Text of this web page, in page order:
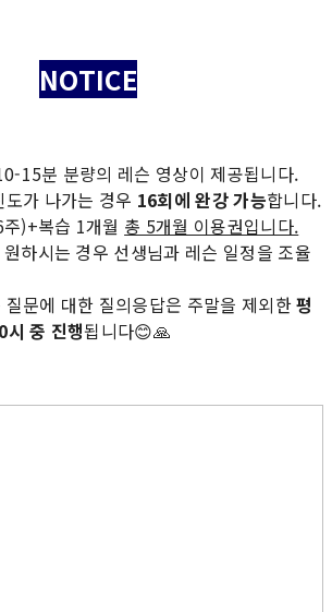
NOTICE
15분 분량의 레슨 영상이 제공됩니다.
가 나가는 경우 16회에 완강 가능합니다.
)+복습 1개월 총 5개월 이용권입니다.
하시는 경우 선생님과 레슨 일정을 조율
질문에 대한 질의응답은 주말을 제외한평
시 중 진행됩니다😊🙏